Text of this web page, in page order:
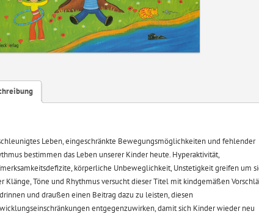
Leben, eingeschränkte Bewegungsmöglichkeiten und fehlender
bestimmen das Leben unserer Kinder heute. Hyperaktivität,
körperliche Unbeweglichkeit, Unstetigkeit greifen um
Klänge, Töne und Rhythmus versucht dieser Titel mit kindgemäßen
und draußen einen Beitrag dazu zu leisten, diesen
entgegenzuwirken, damit sich Kinder wieder neu